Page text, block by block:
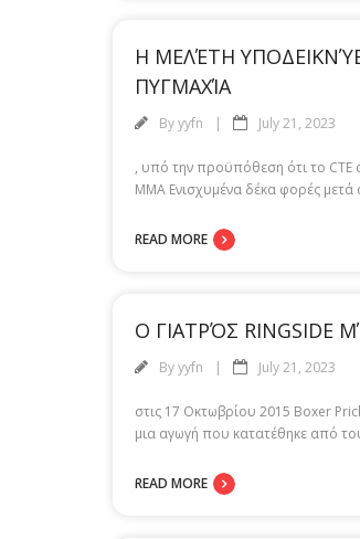
Η ΜΕΛΈΤΗ
ΠΥΓΜΑΧΊΑ
Byyyfn July 21, 2023
, υπό την προϋπόθεση ότι το CTE
MMA Ενισχυμένα δέκα φορές
READ MORE
Ο ΓΙΑΤΡΌΣ
Byyyfn July 21, 2023
στις 17 Οκτωβρίου 2015 Boxer
μια αγωγή που κατατέθηκε από
READ MORE